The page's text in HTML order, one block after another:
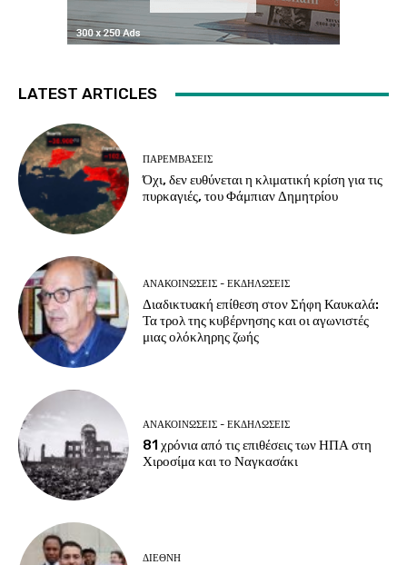
LATEST ARTICLES
ΠΑΡΕΜΒΑΣΕΙΣ
Όχι, δεν ευθύνεται η κλιματική κρίση για τις
πυρκαγιές, του Φάμπιαν Δημητρίου
ΑΝΑΚΟΙΝΩΣΕΙΣ - ΕΚΔΗΛΩΣΕΙΣ
Διαδικτυακή επίθεση στον Σήφη Καυκαλά:
Τα τρολ της κυβέρνησης και οι αγωνιστές
μιας ολόκληρης ζωής
ΑΝΑΚΟΙΝΩΣΕΙΣ - ΕΚΔΗΛΩΣΕΙΣ
81 χρόνια από τις επιθέσεις των ΗΠΑ στη
Χιροσίμα και το Ναγκασάκι
ΔΙΕΘΝΗ